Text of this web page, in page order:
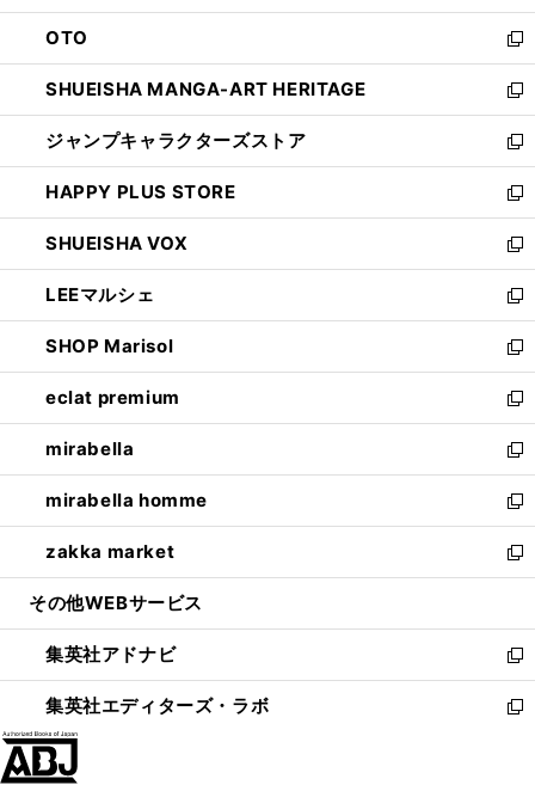
ウ
で
開
く
ン
ド
ウ
で
開
く
OTO
新
し
い
ウ
ィ
ン
ド
ウ
で
開
く
SHUEISHA MANGA-ART HERITAGE
新
し
い
ウ
ィ
ン
ド
ウ
で
開
く
ジャンプキャラクターズストア
新
し
い
ウ
ィ
ン
ド
ウ
で
開
く
HAPPY PLUS STORE
新
し
い
ウ
ィ
ン
ド
ウ
で
開
く
SHUEISHA VOX
新
し
い
ウ
ィ
ン
ド
ウ
で
開
く
LEEマルシェ
新
し
い
ウ
ィ
ン
ド
ウ
で
開
く
SHOP Marisol
新
し
い
ウ
ィ
ン
ド
ウ
で
開
eclat premium
新
し
い
ウ
ィ
ン
ド
ウ
開
く
mirabella
新
し
い
ウ
ィ
ン
ウ
で
開
く
mirabella homme
新
し
い
ウ
ン
ド
ウ
で
zakka market
新
し
ウ
ィ
ン
ド
その他WEBサービス
集英社アドナビ
新
し
い
集英社エディターズ・ラボ
新